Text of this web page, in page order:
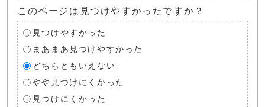
このページは見つけやすかったですか？
見つけやすかった
まあまあ見つけやすかった
どちらともいえない
やや見つけにくかった
見つけにくかった